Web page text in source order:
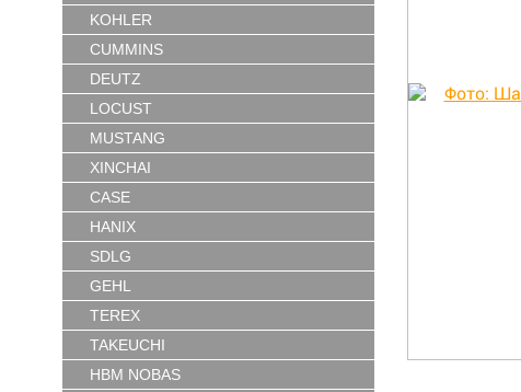
KOHLER
CUMMINS
DEUTZ
LOCUST
MUSTANG
XINCHAI
CASE
HANIX
SDLG
GEHL
TEREX
TAKEUCHI
HBM NOBAS